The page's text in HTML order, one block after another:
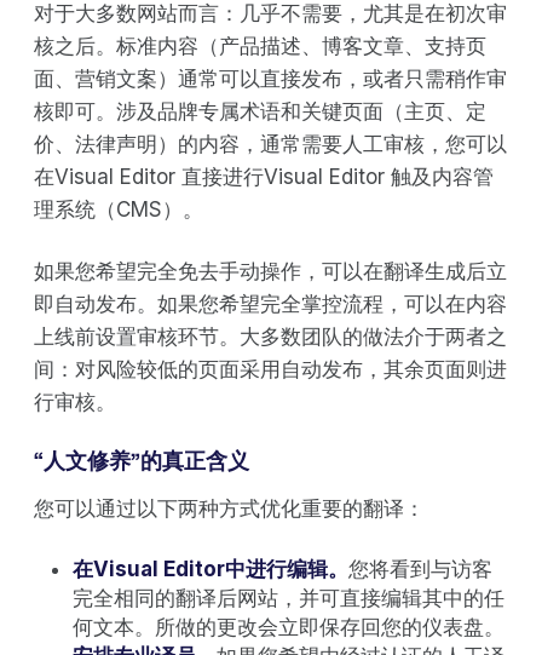
对于大多数网站而言：几乎不需要，尤其是在初次审
核之后。标准内容（产品描述、博客文章、支持页
面、营销文案）通常可以直接发布，或者只需稍作审
核即可。涉及品牌专属术语和关键页面（主页、定
价、法律声明）的内容，通常需要人工审核，您可以
在Visual Editor 直接进行Visual Editor 触及内容管
理系统（CMS）。
如果您希望完全免去手动操作，可以在翻译生成后立
即自动发布。如果您希望完全掌控流程，可以在内容
上线前设置审核环节。大多数团队的做法介于两者之
间：对风险较低的页面采用自动发布，其余页面则进
行审核。
“人文修养”的真正含义
您可以通过以下两种方式优化重要的翻译：
在Visual Editor中进行编辑。 您将看到与访客
完全相同的翻译后网站，并可直接编辑其中的任
何文本。所做的更改会立即保存回您的仪表盘。